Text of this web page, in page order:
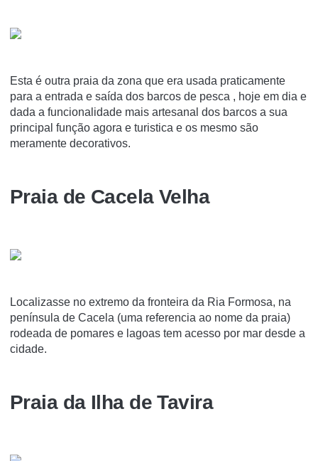
Esta é outra praia da zona que era usada praticamente
para a entrada e saída dos barcos de pesca , hoje em dia e
dada a funcionalidade mais artesanal dos barcos a sua
principal função agora e turistica e os mesmo são
meramente decorativos.
Praia de Cacela Velha
Localizasse no extremo da fronteira da Ria Formosa, na
península de Cacela (uma referencia ao nome da praia)
rodeada de pomares e lagoas tem acesso por mar desde a
cidade.
Praia da Ilha de Tavira